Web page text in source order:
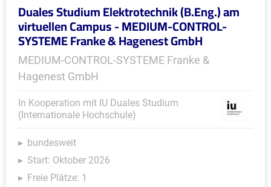
Duales Studium Elektrotechnik (B.Eng.) am
virtuellen Campus - MEDIUM-CONTROL-
SYSTEME Franke & Hagenest GmbH
MEDIUM-CONTROL-SYSTEME Franke &
Hagenest GmbH
In Kooperation mit IU Duales Studium
(Internationale Hochschule)
bundesweit
Start: Oktober 2026
Freie Plätze: 1